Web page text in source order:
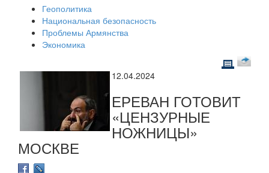
Геополитика
Национальная безопасность
Проблемы Армянства
Экономика
12.04.2024
ЕРЕВАН ГОТОВИТ
«ЦЕНЗУРНЫЕ
НОЖНИЦЫ»
МОСКВЕ